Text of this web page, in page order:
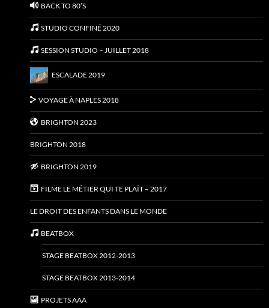
BACK TO 80’S
STUDIO CONFINÉ 2020
SESSION STUDIO – JUILLET 2018
ESCALADE 2019
VOYAGE À NAPLES 2018
BRIGHTON 2023
BRIGHTON 2018
BRIGHTON 2019
FILME LE MÉTIER QUI TE PLAÎT – 2017
LE DROIT DES ENFANTS DANS LE MONDE
BEATBOX
STAGE BEATBOX 2012-2013
STAGE BEATBOX 2013-2014
PROJETS AAA